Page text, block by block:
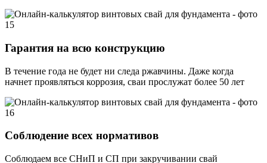
Гарантия на всю конструкцию
В течение года не будет ни следа ржавчины. Даже когда
начнет проявляться коррозия, сваи прослужат более 50 лет
Соблюдение всех нормативов
Соблюдаем все СНиП и СП при закручивании свай